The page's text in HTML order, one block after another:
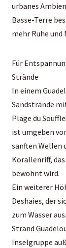
urbanes
Basse-Terre
mehr Ruhe und
Für
Strände
In einem
Sandstrände
Plage du
ist umgeben
sanften Wellen
Korallenriff,
bewohnt wird.
Ein weiterer
Deshaies, der
zum Wasser
Strand
Inselgruppe